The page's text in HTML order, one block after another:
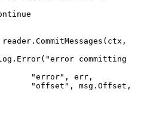
continue
reader. CommitMessages (ctx,
Error( "error committing
				"error"
, err,
				"offset"
, msg.Offset,